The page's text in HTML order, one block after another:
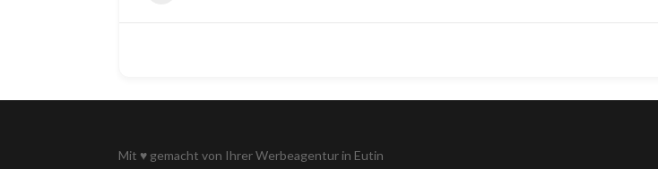
Mit ♥ gemacht von IhrerWerbeagentur in Eutin